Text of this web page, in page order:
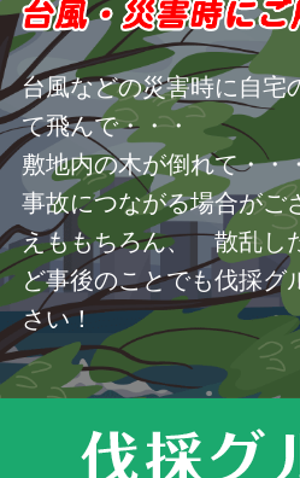
台風などの災害時に自宅
て飛んで・・・
敷地内の木が倒れて・・
事故につながる場合がご
えももちろん、 散乱し
ど事後のことでも伐採グ
さい！